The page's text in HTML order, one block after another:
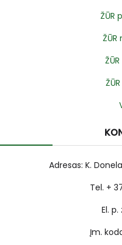
ŽŪR
Adresas: K.
Tel. +
El.
Įm.